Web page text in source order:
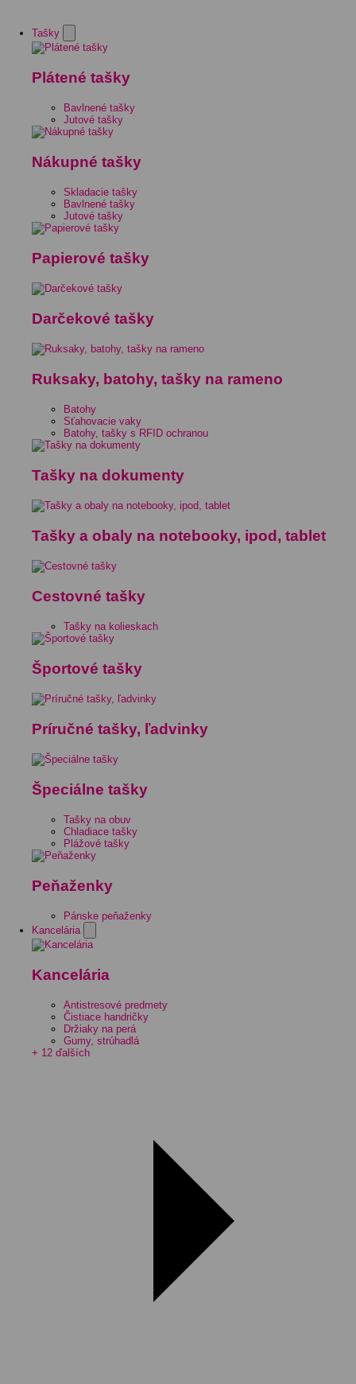
Tašky
Plátené tašky
Bavlnené tašky
Jutové tašky
Nákupné tašky
Skladacie tašky
Bavlnené tašky
Jutové tašky
Papierové tašky
Darčekové tašky
Ruksaky, batohy, tašky na rameno
Batohy
Sťahovacie vaky
Batohy, tašky s RFID ochranou
Tašky na dokumenty
Tašky a obaly na notebooky, ipod, tablet
Cestovné tašky
Tašky na kolieskach
Športové tašky
Príručné tašky, ľadvinky
Špeciálne tašky
Tašky na obuv
Chladiace tašky
Plážové tašky
Peňaženky
Pánske peňaženky
Kancelária
Kancelária
Antistresové predmety
Čistiace handričky
Držiaky na perá
Gumy, strúhadlá
+ 12 ďalších